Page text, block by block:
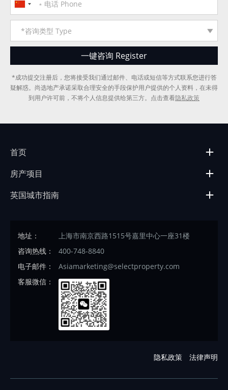
*成功提交注册后，您将接受我们通过邮件、电话或短信等方式联系您进行答
疑解惑。尚选地产承诺采取合理安全的手段保护用户提供的个人资料，在未得
到用户许可前，不将个人信息提供给第三方。点击查看隐私政策
首页
房产项目
英国城市指南
地址：
上海市南京西路1515号嘉里中心一座31楼
咨询热线：
400-748-8840
电子邮件：
Asiamarketing@selectproperty.com
客服微信：
隐私政策 法律声明